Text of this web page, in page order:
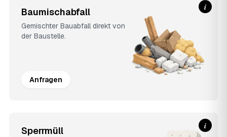
Baumischabfall
Gemischter Bauabfall direkt von
der Baustelle.
Anfragen
i
Sperrmüll i